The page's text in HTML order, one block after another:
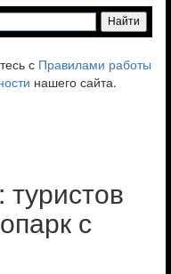
с Правилами работы
нашего сайта.
с